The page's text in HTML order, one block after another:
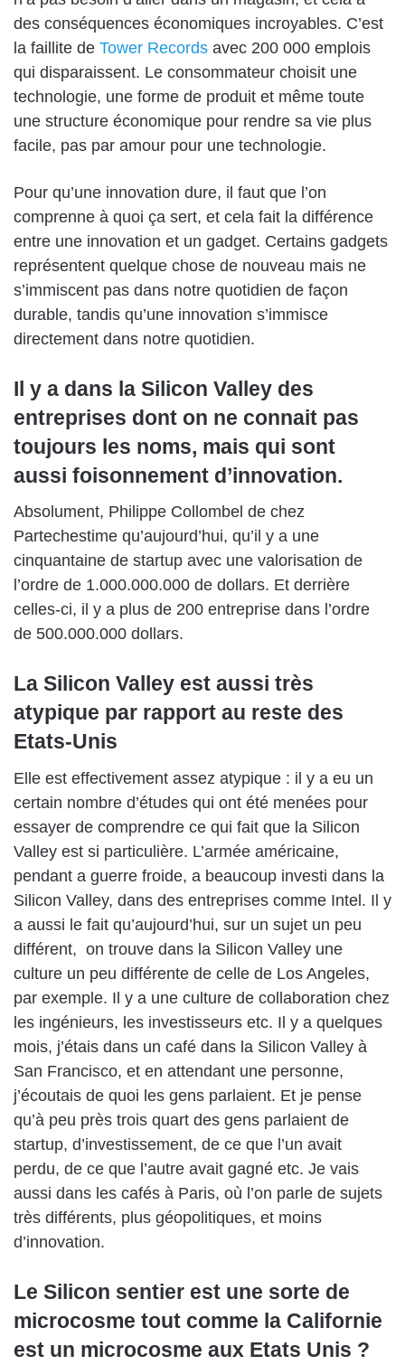
des conséquences économiques incroyables. C’est
la faillite de Tower Records avec 200 000 emplois
qui disparaissent. Le consommateur choisit une
technologie, une forme de produit et même toute
une structure économique pour rendre sa vie plus
facile, pas par amour pour une technologie.
Pour qu’une innovation dure, il faut que l’on
comprenne à quoi ça sert, et cela fait la différence
entre une innovation et un gadget. Certains gadgets
représentent quelque chose de nouveau mais ne
s’immiscent pas dans notre quotidien de façon
durable, tandis qu’une innovation s’immisce
directement dans notre quotidien.
Il y a dans la Silicon Valley des
entreprises dont on ne connait pas
toujours les noms, mais qui sont
aussi foisonnement d’innovation.
Absolument, Philippe Collombel de chez
Partechestime qu’aujourd’hui, qu’il y a une
cinquantaine de startup avec une valorisation de
l’ordre de 1.000.000.000 de dollars. Et derrière
celles-ci, il y a plus de 200 entreprise dans l’ordre
de 500.000.000 dollars.
La Silicon Valley est aussi très
atypique par rapport au reste des
Etats-Unis
Elle est effectivement assez atypique : il y a eu un
certain nombre d’études qui ont été menées pour
essayer de comprendre ce qui fait que la Silicon
Valley est si particulière. L’armée américaine,
pendant a guerre froide, a beaucoup investi dans la
Silicon Valley, dans des entreprises comme Intel. Il y
a aussi le fait qu’aujourd’hui, sur un sujet un peu
différent, on trouve dans la Silicon Valley une
culture un peu différente de celle de Los Angeles,
par exemple. Il y a une culture de collaboration chez
les ingénieurs, les investisseurs etc. Il y a quelques
mois, j’étais dans un café dans la Silicon Valley à
San Francisco, et en attendant une personne,
j’écoutais de quoi les gens parlaient. Et je pense
qu’à peu près trois quart des gens parlaient de
startup, d’investissement, de ce que l’un avait
perdu, de ce que l’autre avait gagné etc. Je vais
aussi dans les cafés à Paris, où l’on parle de sujets
très différents, plus géopolitiques, et moins
d’innovation.
Le Silicon sentier est une sorte de
microcosme tout comme la Californie
est un microcosme aux Etats Unis ?